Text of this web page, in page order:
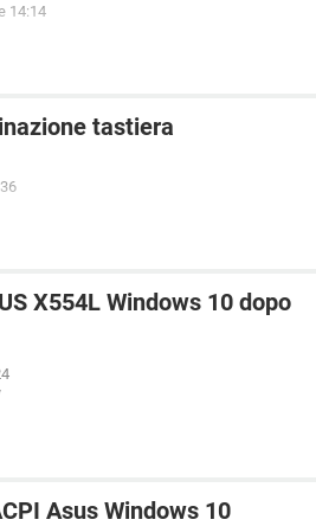
14:14
tastiera
X554L Windows 10 dopo
Asus Windows 10